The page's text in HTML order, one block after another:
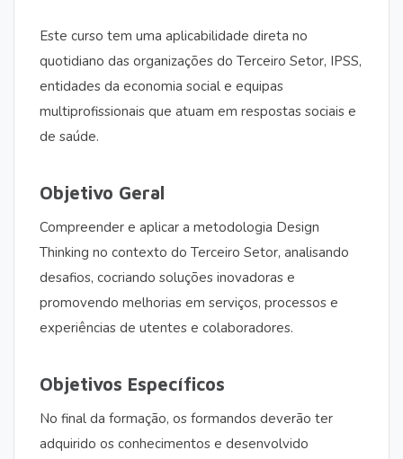
Este curso tem uma aplicabilidade direta no
quotidiano das organizações do Terceiro Setor, IPSS,
entidades da economia social e equipas
multiprofissionais que atuam em respostas sociais e
de saúde.
Objetivo Geral
Compreender e aplicar a metodologia Design
Thinking no contexto do Terceiro Setor, analisando
desafios, cocriando soluções inovadoras e
promovendo melhorias em serviços, processos e
experiências de utentes e colaboradores.
Objetivos Específicos
No final da formação, os formandos deverão ter
adquirido os conhecimentos e desenvolvido